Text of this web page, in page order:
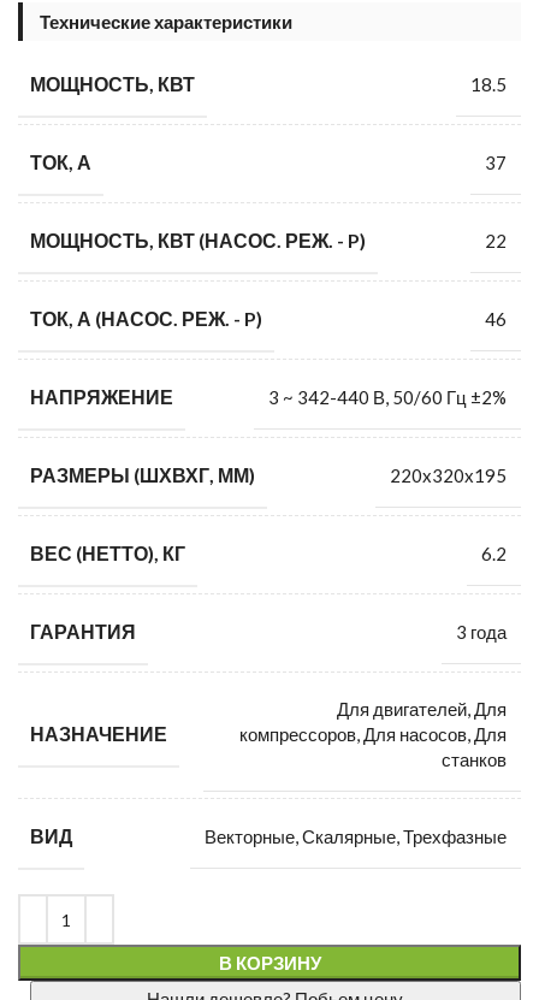
Технические характеристики
МОЩНОСТЬ, КВТ 18.5
ТОК, А 37
МОЩНОСТЬ, КВТ (НАСОС. РЕЖ. - P) 22
ТОК, А (НАСОС. РЕЖ. - P) 46
НАПРЯЖЕНИЕ 3 ~ 342-440 В, 50/60 Гц ±2%
РАЗМЕРЫ (ШХВХГ, ММ) 220x320x195
ВЕС (НЕТТО), КГ 6.2
ГАРАНТИЯ 3 года
НАЗНАЧЕНИЕ
Для двигателей, Для
компрессоров, Для насосов, Для
станков
ВИД Векторные, Скалярные, Трехфазные
В КОРЗИНУ